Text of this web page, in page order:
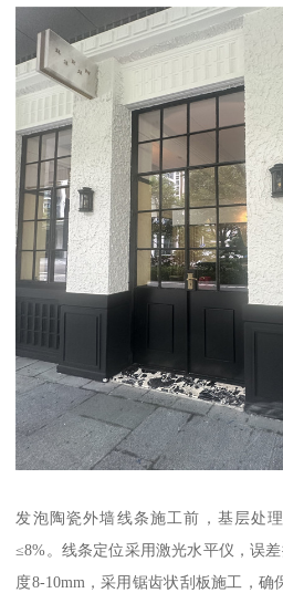
发泡陶瓷外墙线条施工前，基层处
≤8%。线条定位采用激光水平仪，误
度8-10mm，采用锯齿状刮板施工，